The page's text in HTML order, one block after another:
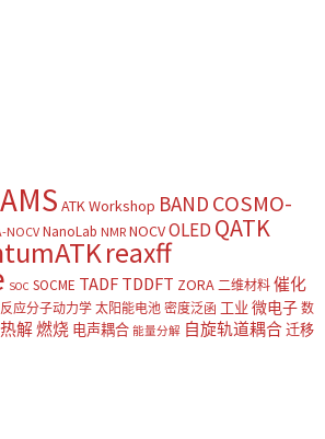
AMS ATK Workshop BAND COSMO-
NOCV NanoLab NMR NOCVOLED QATK
reaxff
SOC SOCME TADF TDDFT ZORA 二维材料 催化
反应分子动力学 太阳能电池 密度泛函 工业 微电子 数
热解燃烧 电声耦合 能量分解 自旋轨道耦合迁移